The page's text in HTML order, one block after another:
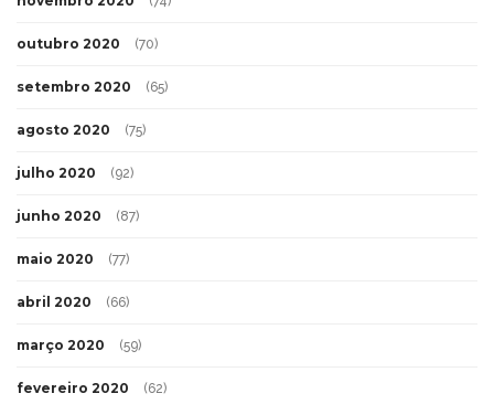
outubro 2020 (70)
setembro 2020 (65)
agosto 2020 (75)
julho 2020 (92)
junho 2020 (87)
maio 2020 (77)
abril 2020 (66)
março 2020 (59)
fevereiro 2020 (62)